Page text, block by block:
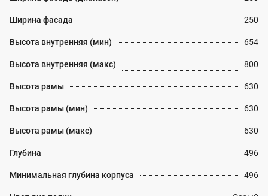
Ширина фасада 250
Высота внутренняя (мин) 654
Высота внутренняя (макс) 800
Высота рамы 630
Высота рамы (мин) 630
Высота рамы (макс) 630
Глубина 496
Минимальная глубина корпуса 496